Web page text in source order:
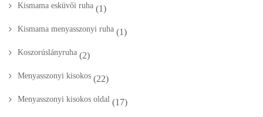
Kismama esküvői ruha (1)
Kismama menyasszonyi ruha (1)
Koszorúslányruha (2)
Menyasszonyi kisokos (22)
Menyasszonyi kisokos oldal (17)